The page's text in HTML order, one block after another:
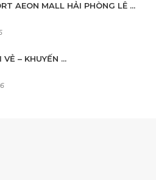
AEON MALL HẢI PHÒNG LÊ ...
– KHUYẾN ...